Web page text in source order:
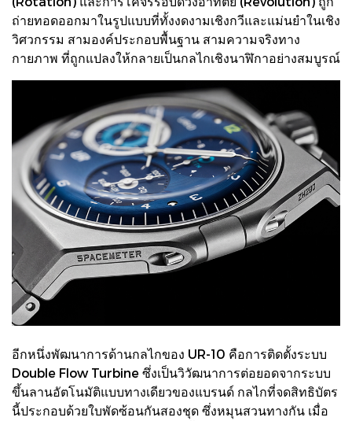
ถ่ายทอดออกมาในรูปแบบที่ทั้งงดงามเชิงกวีและแม่นยำในเชิง
วิศวกรรม สามองค์ประกอบพื้นฐาน สามความจริงทาง
กายภาพ ที่ถูกแปลงให้กลายเป็นกลไกเชิงนาฬิกาอย่างสมบูรณ์
อีกหนึ่งพัฒนาการด้านกลไกของ UR-10 คือการติดตั้งระบบ
Double Flow Turbine ซึ่งเป็นวิวัฒนาการต่อยอดจากระบบ
ขึ้นลานอัตโนมัติแบบทางเดียวของแบรนด์ กลไกที่จดสิทธิบัตร
นี้ประกอบด้วยใบพัดซ้อนกันสองชุด ซึ่งหมุนสวนทางกัน เมื่อ